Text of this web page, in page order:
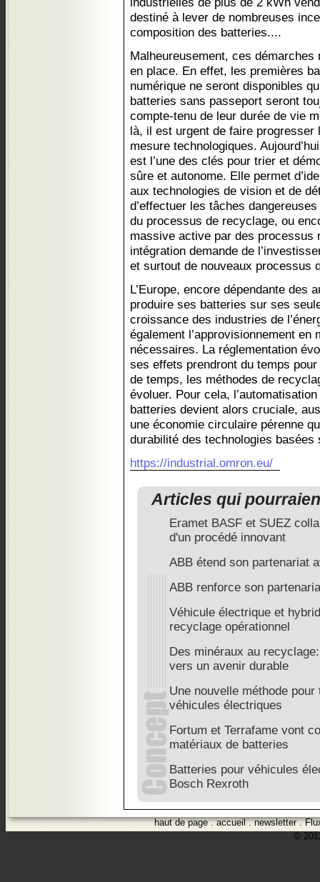
destiné à lever de nombreuses
composition des batteries....
Malheureusement, ces
en place. En effet, les premières
numérique ne seront disponibles
batteries sans passeport seront
compte-tenu de leur durée de vie
là, il est urgent de faire
mesure technologiques.
est l’une des clés pour trier et
sûre et autonome. Elle permet
aux technologies de vision et de
d’effectuer les tâches
du processus de recyclage, ou
massive active par des processus
intégration demande de
et surtout de nouveaux processus
L’Europe, encore dépendante des
produire ses batteries sur ses
croissance des industries de
également l’approvisionnement en
nécessaires. La réglementation
ses effets prendront du temps
de temps, les méthodes de
évoluer. Pour cela,
batteries devient alors cruciale,
une économie circulaire pérenne
durabilité des technologies
https://industrial.omron.eu/
Articles qui
Eramet BASF et SUEZ
d'un procédé innovant
ABB étend son partenariat
ABB renforce son
Véhicule électrique et
recyclage opérationnel
Des minéraux au
vers un avenir durable
Une nouvelle méthode
véhicules électriques
Fortum et Terrafame vont
matériaux de batteries
Batteries pour véhicules
Bosch Rexroth
haut de page.accueil.newsletter.
©